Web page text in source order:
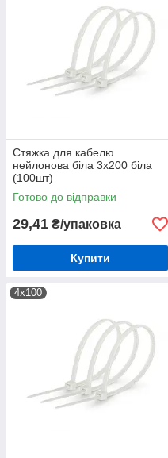
Стяжка для кабелю
нейлонова біла 3х200 біла
(100шт)
Готово до відправки
29,41 ₴/упаковка
Купити
4х100